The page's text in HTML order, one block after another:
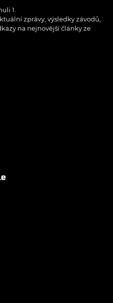
1.
zprávy, výsledky závodů,
na nejnovější články ze